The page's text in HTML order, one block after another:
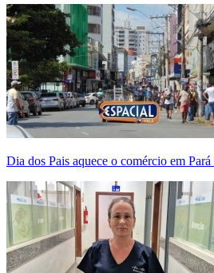
Dia dos Pais aquece o comércio em